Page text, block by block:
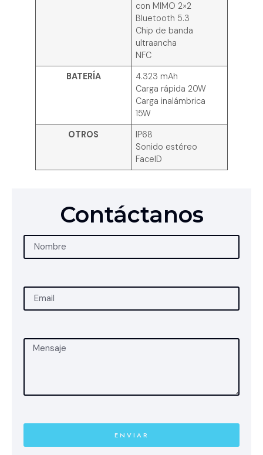
con MIMO 2×2
Bluetooth 5.3
Chip de banda
ultraancha
NFC
BATERÍA
4.323 mAh
Carga rápida 20W
Carga inalámbrica
15W
OTROS
IP68
Sonido estéreo
FaceID
Contáctanos
ENVIAR